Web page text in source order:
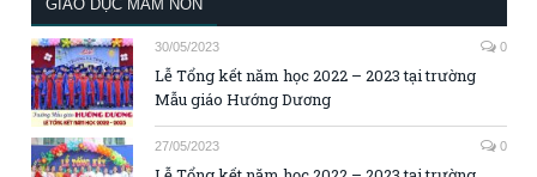
GIÁO DỤC MẦM NON
30/05/2023 0
Lễ Tổng kết năm học 2022 – 2023 tại trường
Mẫu giáo Hướng Dương
27/05/2023 0